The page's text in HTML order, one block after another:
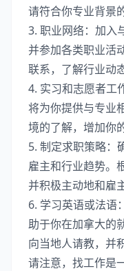
请符合你专业背景
3. 职业网络：加入
并参加各类职业活
联系，了解行业动
4. 实习和志愿者工
将为你提供与专业
境的了解，增加你
5. 制定求职策略：
雇主和行业趋势。
并积极主动地和雇
6. 学习英语或法语
助于你在加拿大的
向当地人请教，并
请注意，找工作是